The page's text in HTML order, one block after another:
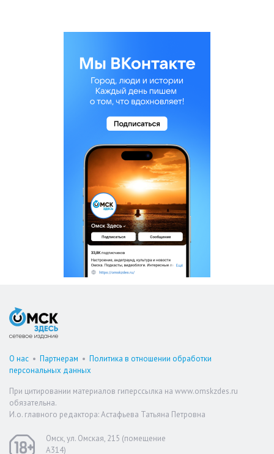
О нас • Партнерам • Политика в отношении обработки
персональных данных
При цитировании материалов гиперссылка на www.omskzdes.ru
обязательна.
И.о. главного редактора: Астафьева Татьяна Петровна
Омск, ул. Омская, 215 (помещение
А314)